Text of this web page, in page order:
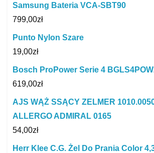
Samsung Bateria VCA-SBT90
799,00zł
Punto Nylon Szare
19,00zł
Bosch ProPower Serie 4
619,00zł
AJS WĄŻ SSĄCY ZELMER
ALLERGO ADMIRAL 0165
54,00zł
Herr Klee C.G. Żel Do Prania Color